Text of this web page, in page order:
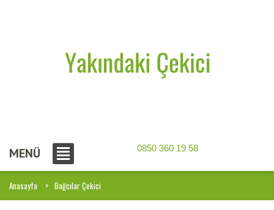
MENÜ 0850 360 19 58
Anasayfa Bağcılar Çekici